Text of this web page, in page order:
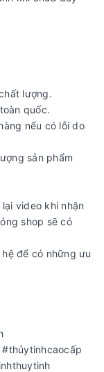
lượng.
quốc.
nếu có lỗi do
sản phẩm
video khi nhận
shop sẽ có
để có những ưu